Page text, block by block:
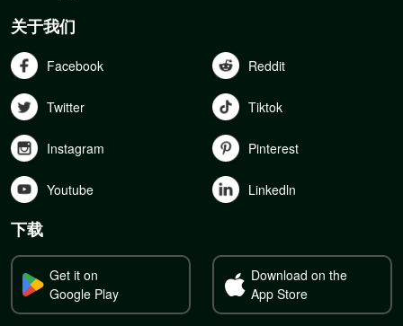
关于我们
Facebook Reddit
Twitter Tiktok
Instagram Pinterest
Youtube Linkedln
下载
Get it on
Google Play
Download on the
App Store